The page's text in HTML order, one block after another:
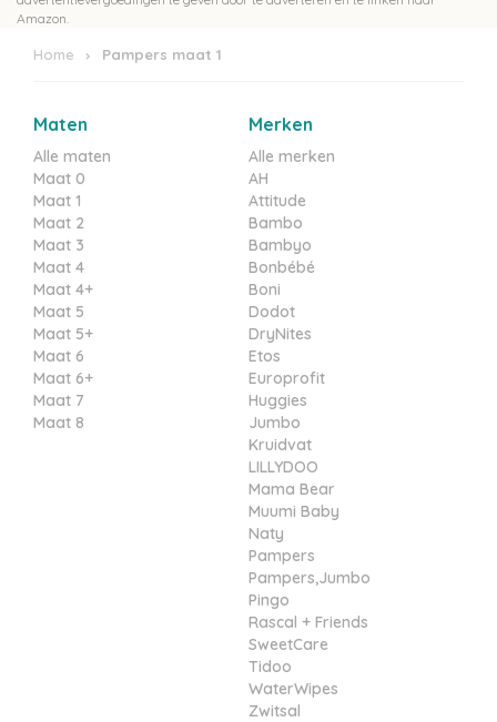
Amazon.
Home Pampers maat 1
Maten
Alle maten
Maat 0
Maat 1
Maat 2
Maat 3
Maat 4
Maat 4+
Maat 5
Maat 5+
Maat 6
Maat 6+
Maat 7
Maat 8
Merken
Alle merken
AH
Attitude
Bambo
Bambyo
Bonbébé
Boni
Dodot
DryNites
Etos
Europrofit
Huggies
Jumbo
Kruidvat
LILLYDOO
Mama Bear
Muumi Baby
Naty
Pampers
Pampers,Jumbo
Pingo
Rascal + Friends
SweetCare
Tidoo
WaterWipes
Zwitsal